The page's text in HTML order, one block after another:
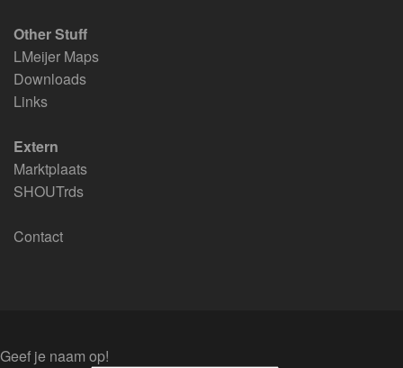
Other Stuff
LMeijer Maps
Downloads
Links
Extern
Marktplaats
SHOUTrds
Contact
Geef je naam op!